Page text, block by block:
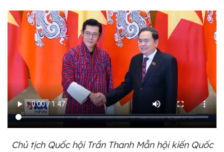
Chủ tịch Quốc hội Trần Thanh Mẫn hội kiến Quốc